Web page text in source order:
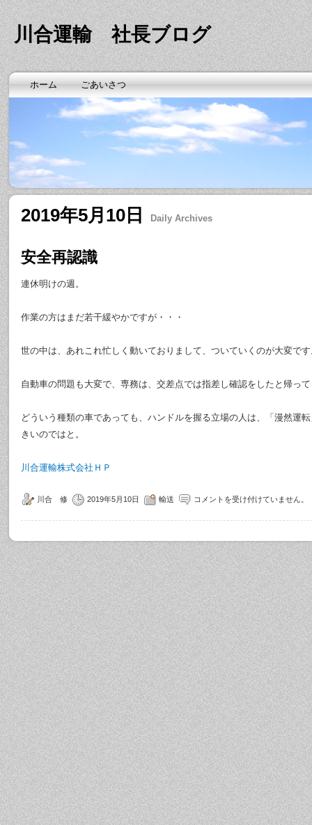
川合運輸 社長ブログ
ホーム ごあいさつ
2019年5月10日 Daily Archives
安全再認識
連休明けの週。
作業の方はまだ若干緩やかですが・・・
世の中は、あれこれ忙しく動いておりまして、ついていくのが大変で
自動車の問題も大変で、専務は、交差点では指差し確認をしたと帰っ
どういう種類の車であっても、ハンドルを握る立場の人は、「漫然運
きいのではと。
川合運輸株式会社ＨＰ
川合 修 2019年5月10日 輸送 コメントを受け付けていません。